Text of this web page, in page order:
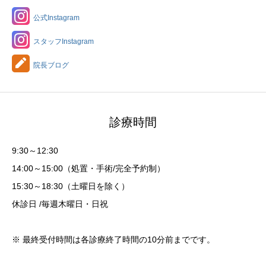
公式Instagram
スタッフInstagram
院長ブログ
診療時間
9:30～12:30
14:00～15:00（処置・手術/完全予約制）
15:30～18:30（土曜日を除く）
休診日 /毎週木曜日・日祝
※ 最終受付時間は各診療終了時間の10分前までです。